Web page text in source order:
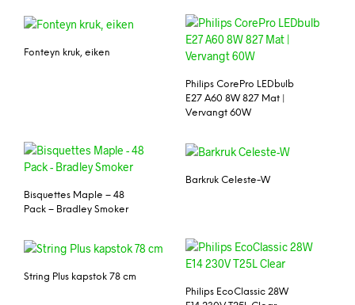
Fonteyn kruk, eiken
Philips CorePro LEDbulb
E27 A60 8W 827 Mat |
Vervangt 60W
Bisquettes Maple – 48
Pack – Bradley Smoker
Barkruk Celeste-W
String Plus kapstok 78 cm
Philips EcoClassic 28W